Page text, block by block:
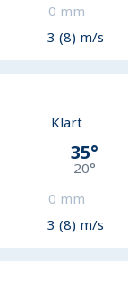
0 mm
3 (8) m/s
Klart
35°
20°
0 mm
3 (8) m/s